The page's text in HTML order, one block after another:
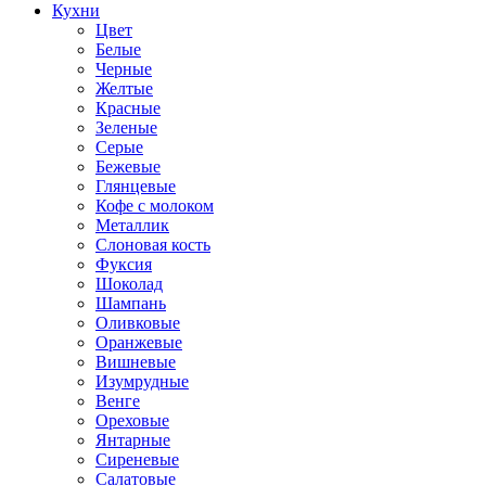
Кухни
Цвет
Белые
Черные
Желтые
Красные
Зеленые
Серые
Бежевые
Глянцевые
Кофе с молоком
Металлик
Слоновая кость
Фуксия
Шоколад
Шампань
Оливковые
Оранжевые
Вишневые
Изумрудные
Венге
Ореховые
Янтарные
Сиреневые
Салатовые